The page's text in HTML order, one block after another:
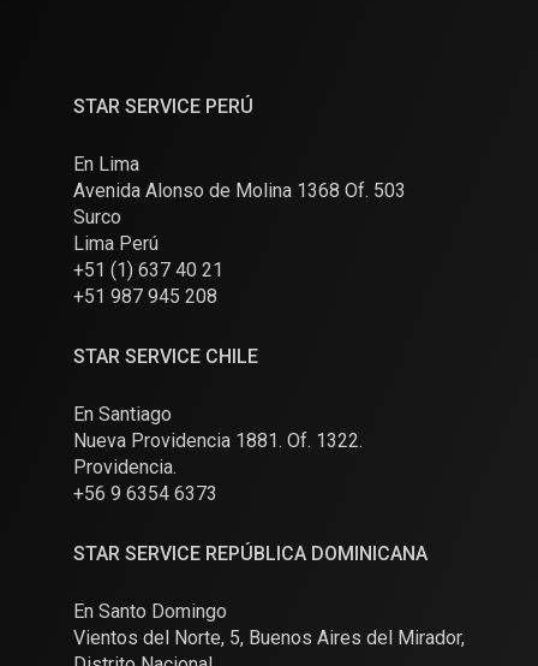
STAR SERVICE PERÚ
En Lima
Avenida Alonso de Molina 1368 Of. 503
Surco
Lima Perú
+51 (1) 637 40 21
+51 987 945 208
STAR SERVICE CHILE
En Santiago
Nueva Providencia 1881. Of. 1322.
Providencia.
+56 9 6354 6373
STAR SERVICE REPÚBLICA DOMINICANA
En Santo Domingo
Vientos del Norte, 5, Buenos Aires del Mirador,